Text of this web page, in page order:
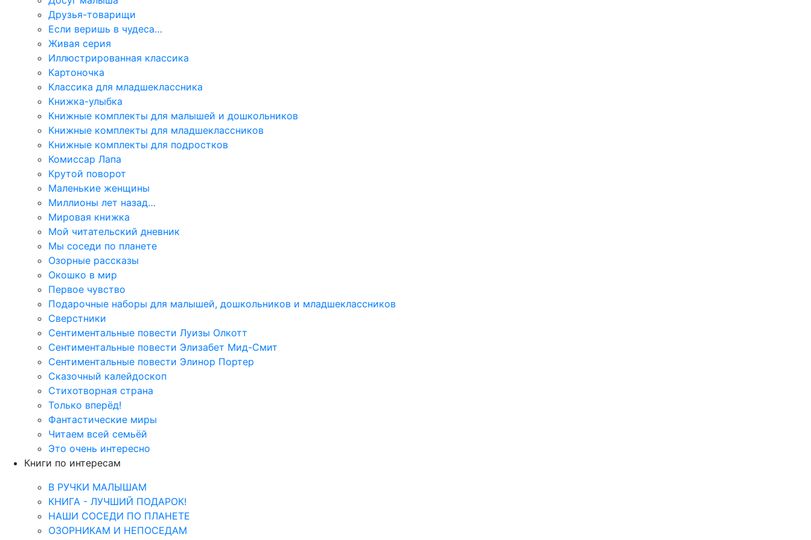
Друзья-товарищи
Если веришь в чудеса…
Живая серия
Иллюстрированная классика
Картоночка
Классика для младшеклассника
Книжка-улыбка
Книжные комплекты для малышей и дошкольников
Книжные комплекты для младшеклассников
Книжные комплекты для подростков
Комиссар Лапа
Крутой поворот
Маленькие женщины
Миллионы лет назад…
Мировая книжка
Мой читательский дневник
Мы соседи по планете
Озорные рассказы
Окошко в мир
Первое чувство
Подарочные наборы для малышей, дошкольников и младшеклассников
Сверстники
Сентиментальные повести Луизы Олкотт
Сентиментальные повести Элизабет Мид-Смит
Сентиментальные повести Элинор Портер
Сказочный калейдоскоп
Стихотворная страна
Только вперёд!
Фантастические миры
Читаем всей семьёй
Это очень интересно
Книги по интересам
В РУЧКИ МАЛЫШАМ
КНИГА - ЛУЧШИЙ ПОДАРОК!
НАШИ СОСЕДИ ПО ПЛАНЕТЕ
ОЗОРНИКАМ И НЕПОСЕДАМ